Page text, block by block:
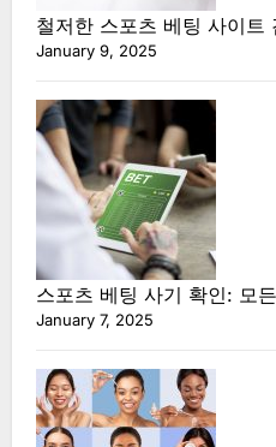
철저한 스포츠 베팅 사이트
January 9, 2025
스포츠 베팅 사기 확인: 모
January 7, 2025